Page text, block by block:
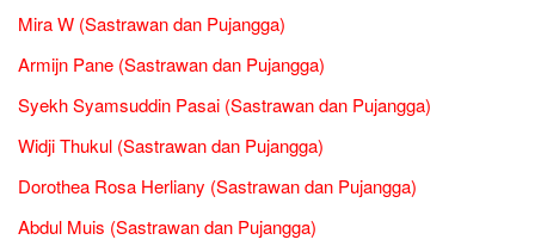
Mira W (Sastrawan dan Pujangga)
Armijn Pane (Sastrawan dan Pujangga)
Syekh Syamsuddin Pasai (Sastrawan dan Pujangga)
Widji Thukul (Sastrawan dan Pujangga)
Dorothea Rosa Herliany (Sastrawan dan Pujangga)
Abdul Muis (Sastrawan dan Pujangga)